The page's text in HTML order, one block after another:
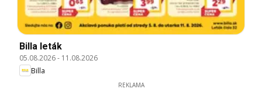
Billa leták
05.08.2026- 11.08.2026
Billa
REKLAMA